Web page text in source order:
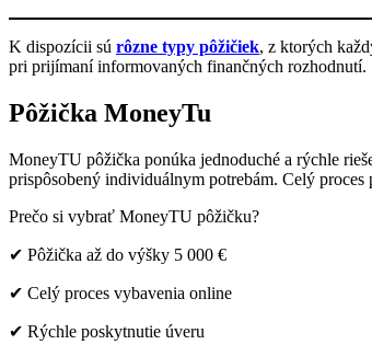
K dispozícii sú rôzne typy pôžičiek, z ktorých
pri prijímaní informovaných finančných rozhodnutí.
Pôžička MoneyTu
MoneyTU pôžička ponúka jednoduché a rýchle
prispôsobený individuálnym potrebám. Celý proces
Prečo si vybrať MoneyTU pôžičku?
✔ Pôžička až do výšky 5 000 €
✔ Celý proces vybavenia online
✔ Rýchle poskytnutie úveru